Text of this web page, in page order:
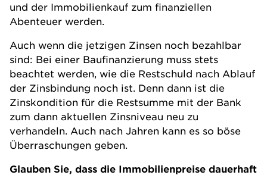
und der Immobilienkauf zum finanziellen
Abenteuer werden.
Auch wenn die jetzigen Zinsen noch bezahlbar
sind: Bei einer Baufinanzierung muss stets
beachtet werden, wie die Restschuld nach Ablauf
der Zinsbindung noch ist. Denn dann ist die
Zinskondition für die Restsumme mit der Bank
zum dann aktuellen Zinsniveau neu zu
verhandeln. Auch nach Jahren kann es so böse
Überraschungen geben.
Glauben Sie, dass die Immobilienpreise dauerhaft